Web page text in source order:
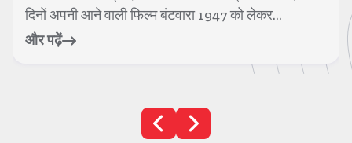
दिनों अपनी आने वाली फिल्म बंटवारा 1947 को लेकर...
और पढ़ें